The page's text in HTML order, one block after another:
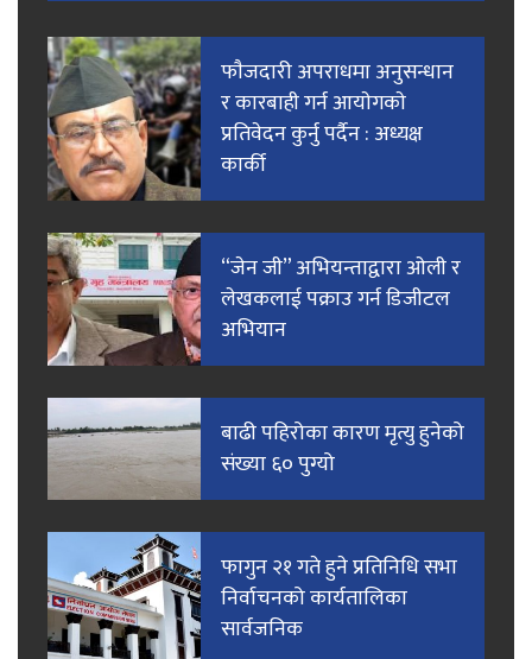
फाैजदारी अपराधमा अनुसन्धान
र कारबाही गर्न आयाेगकाे
प्रतिवेदन कुर्नु पर्दैन : अध्यक्ष
कार्की
“जेन जी” अभियन्ताद्वारा ओली र
लेखकलाई पक्राउ गर्न डिजीटल
अभियान
बाढी पहिरोका कारण मृत्यु हुनेको
संख्या ६० पुग्यो
फागुन २१ गते हुने प्रतिनिधि सभा
निर्वाचनको कार्यतालिका
सार्वजनिक